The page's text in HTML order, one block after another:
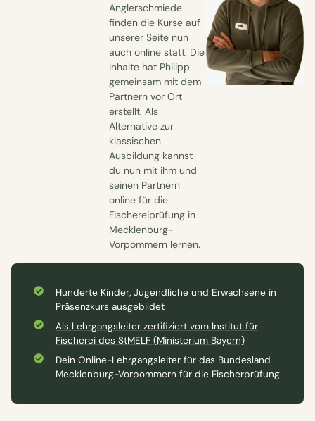
Anglerschmiede
finden die Kurse auf
unserer Seite nun
auch online statt. Die
Inhalte hat Philipp
gemeinsam mit dem
Partnern vor Ort
erstellt. Als
Alternative zur
klassischen
Ausbildung kannst
du nun mit ihm und
seinen Partnern
online für die
Fischereiprüfung in
Mecklenburg-
Vorpommern lernen.
Hunderte Kinder, Jugendliche und Erwachsene in
Präsenzkurs ausgebildet
Als Lehrgangsleiter zertifiziert vom Institut für
Fischerei des StMELF (Ministerium Bayern)
Dein Online-Lehrgangsleiter für das Bundesland
Mecklenburg-Vorpommern für die Fischerprüfung